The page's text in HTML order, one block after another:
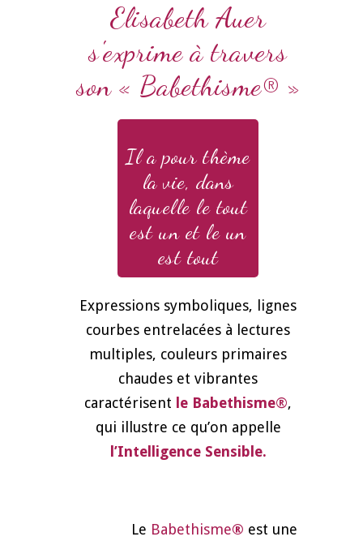
Elisabeth Auer
s'exprime à travers
son « Babethisme® »
Il a pour thème
la vie, dans
laquelle le tout
est un et le un
est tout
Expressions symboliques, lignes
courbes entrelacées à lectures
multiples, couleurs primaires
chaudes et vibrantes
caractérisent le Babethisme®,
qui illustre ce qu’on appelle
l’Intelligence Sensible.
Le Babethisme® est une